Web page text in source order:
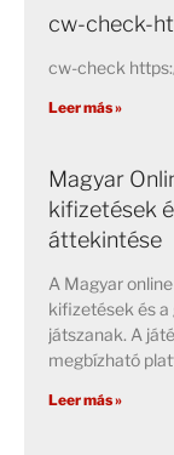
cw-check-
cw-check
Leer más »
Magyar
kifizetések
áttekintése
A Magyar
kifizetések és
játszanak. A
megbízható
Leer más »